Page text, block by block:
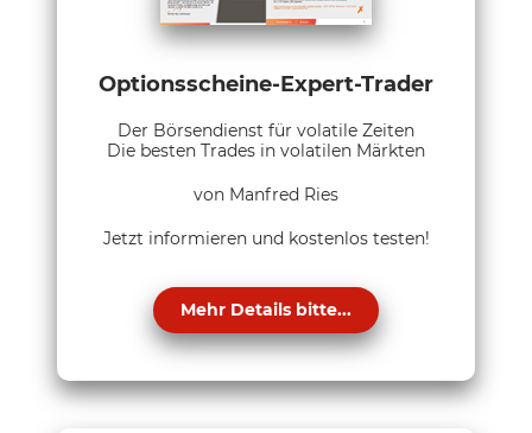
Optionsscheine-Expert-Trader
Der Börsendienst für volatile Zeiten
Die besten Trades in volatilen Märkten
von Manfred Ries
Jetzt informieren und kostenlos testen!
Mehr Details bitte...